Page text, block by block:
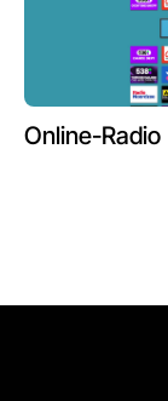
Online-Radio